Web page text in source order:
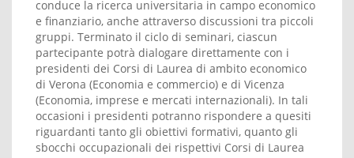
conduce la ricerca universitaria in campo economico
e finanziario, anche attraverso discussioni tra piccoli
gruppi. Terminato il ciclo di seminari, ciascun
partecipante potrà dialogare direttamente con i
presidenti dei Corsi di Laurea di ambito economico
di Verona (Economia e commercio) e di Vicenza
(Economia, imprese e mercati internazionali). In tali
occasioni i presidenti potranno rispondere a quesiti
riguardanti tanto gli obiettivi formativi, quanto gli
sbocchi occupazionali dei rispettivi Corsi di Laurea